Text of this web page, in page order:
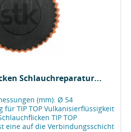
Schlauchreparatur...
(mm): Ø 54
TIP TOP Vulkanisierflüssigkeit
TIP TOP
eine auf die Verbindungsschicht